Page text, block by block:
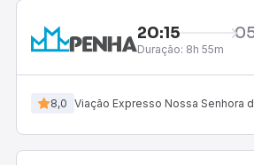
20:15
Duração: 8h 55m
8,0 Viação Expresso Nossa Senhora